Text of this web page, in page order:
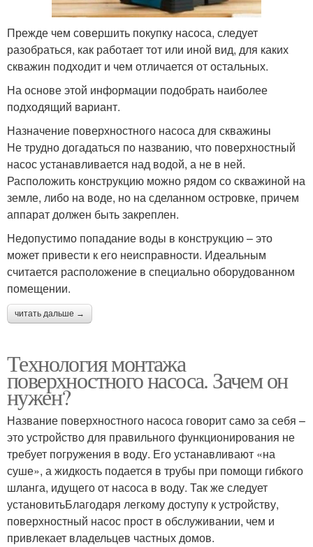
Прежде чем совершить покупку насоса, следует
разобраться, как работает тот или иной вид, для каких
скважин подходит и чем отличается от остальных.
На основе этой информации подобрать наиболее
подходящий вариант.
Назначение поверхностного насоса для скважины
Не трудно догадаться по названию, что поверхностный
насос устанавливается над водой, а не в ней.
Расположить конструкцию можно рядом со скважиной на
земле, либо на воде, но на сделанном островке, причем
аппарат должен быть закреплен.
Недопустимо попадание воды в конструкцию – это
может привести к его неисправности. Идеальным
считается расположение в специально оборудованном
помещении.
читать дальше →
Технология монтажа
поверхностного насоса. Зачем он
нужен?
Название поверхностного насоса говорит само за себя –
это устройство для правильного функционирования не
требует погружения в воду. Его устанавливают «на
суше», а жидкость подается в трубы при помощи гибкого
шланга, идущего от насоса в воду. Так же следует
установитьБлагодаря легкому доступу к устройству,
поверхностный насос прост в обслуживании, чем и
привлекает владельцев частных домов.